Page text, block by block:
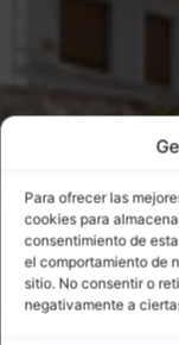
Para ofrecer las
cookies para
consentimiento de
el comportamiento de
sitio. No consentir o
negativamente a
Bienvenidos a
donde la